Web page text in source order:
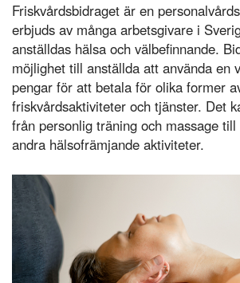
Friskvårdsbidraget är en
erbjuds av många arbetsgivare i
anställdas hälsa och välbefinnande.
möjlighet till anställda att använda en
pengar för att betala för olika former
friskvårdsaktiviteter och tjänster. Det
från personlig träning och massage
andra hälsofrämjande aktiviteter.